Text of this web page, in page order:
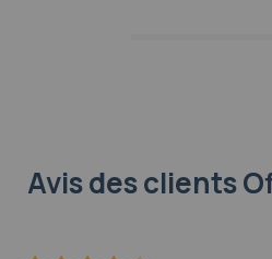
Avis des clients